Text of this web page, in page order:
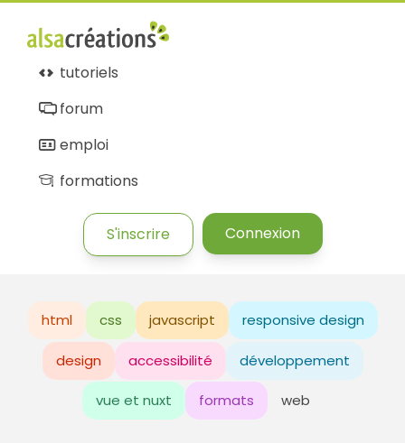
tutoriels
forum
emploi
formations
S'inscrire Connexion
html css javascript responsive design
design accessibilité développement
vue et nuxt formats web